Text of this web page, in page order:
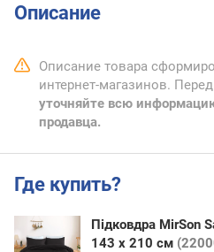
Описание
Описание товара
интернет-магазинов.
уточняйте всю
продавца.
Где купить?
Підковдра MirSon
143 x 210 см